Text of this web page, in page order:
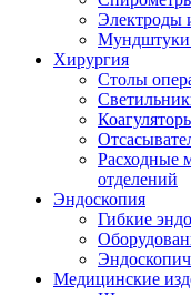
Электроды
Мундштуки
Хирургия
Столы
Расходные
отделений
Эндоскопия
Гибкие
Медицинские